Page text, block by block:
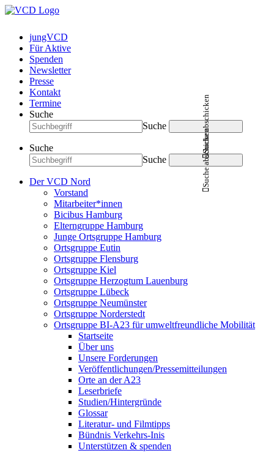
jungVCD
Für Aktive
Spenden
Newsletter
Presse
Kontakt
Termine
Suche
Suche
Suche abschicken
Suche
Suche
Suche abschicken
Der VCD Nord
Vorstand
Mitarbeiter*innen
Bicibus Hamburg
Elterngruppe Hamburg
Junge Ortsgruppe Hamburg
Ortsgruppe Eutin
Ortsgruppe Flensburg
Ortsgruppe Kiel
Ortsgruppe Herzogtum Lauenburg
Ortsgruppe Lübeck
Ortsgruppe Neumünster
Ortsgruppe Norderstedt
Ortsgruppe BI-A23 für umweltfreundliche Mobilität
Startseite
Über uns
Unsere Forderungen
Veröffentlichungen/Pressemitteilungen
Orte an der A23
Leserbriefe
Studien/Hintergründe
Glossar
Literatur- und Filmtipps
Bündnis Verkehrs-Inis
Unterstützen & spenden